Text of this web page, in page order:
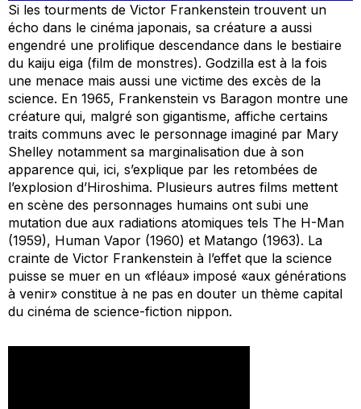
Si les tourments de Victor Frankenstein trouvent un
écho dans le cinéma japonais, sa créature a aussi
engendré une prolifique descendance dans le bestiaire
du kaiju eiga (film de monstres). Godzilla est à la fois
une menace mais aussi une victime des excès de la
science. En 1965, Frankenstein vs Baragon montre une
créature qui, malgré son gigantisme, affiche certains
traits communs avec le personnage imaginé par Mary
Shelley notamment sa marginalisation due à son
apparence qui, ici, s’explique par les retombées de
l’explosion d’Hiroshima. Plusieurs autres films mettent
en scène des personnages humains ont subi une
mutation due aux radiations atomiques tels The H-Man
(1959), Human Vapor (1960) et Matango (1963). La
crainte de Victor Frankenstein à l’effet que la science
puisse se muer en un «fléau» imposé «aux générations
à venir» constitue à ne pas en douter un thème capital
du cinéma de science-fiction nippon.